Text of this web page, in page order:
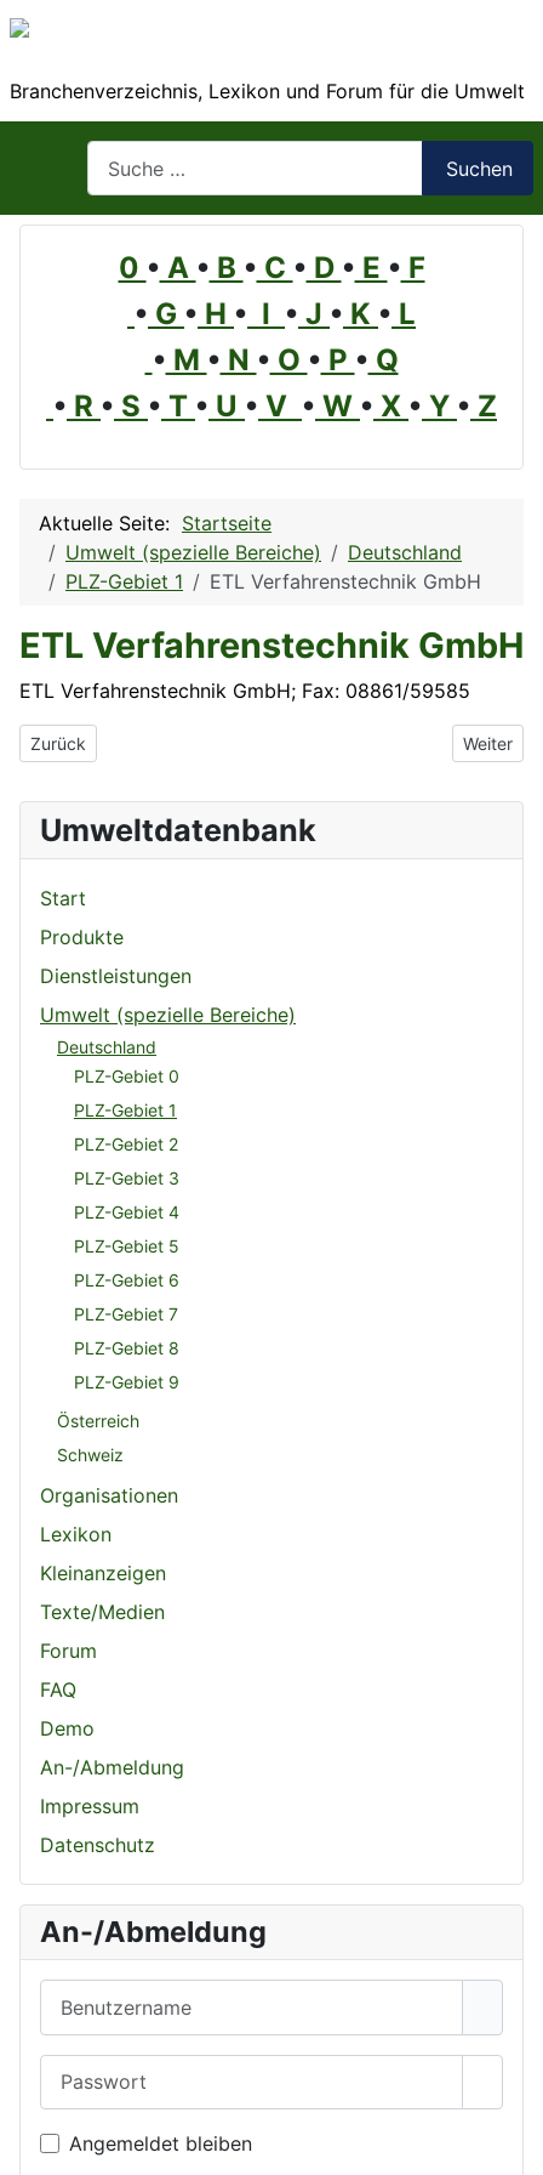
Branchenverzeichnis, Lexikon und Forum für die Umwelt
Suchen
0 • A • B • C • D • E • F
• G • H • I • J • K • L
• M • N • O • P • Q
• R • S • T • U • V • W • X • Y • Z
Aktuelle Seite: Startseite
Umwelt (spezielle Bereiche)
Deutschland
PLZ-Gebiet 1
ETL Verfahrenstechnik GmbH
ETL Verfahrenstechnik GmbH
ETL Verfahrenstechnik GmbH; Fax: 08861/59585
Vorheriger Beitrag: Envital Umweltsysteme GmbH
Zurück Nächster
Weiter
Umweltdatenbank
Start
Produkte
Dienstleistungen
Umwelt (spezielle Bereiche)
Deutschland
PLZ-Gebiet 0
PLZ-Gebiet 1
PLZ-Gebiet 2
PLZ-Gebiet 3
PLZ-Gebiet 4
PLZ-Gebiet 5
PLZ-Gebiet 6
PLZ-Gebiet 7
PLZ-Gebiet 8
PLZ-Gebiet 9
Österreich
Schweiz
Organisationen
Lexikon
Kleinanzeigen
Texte/Medien
Forum
FAQ
Demo
An-/Abmeldung
Impressum
Datenschutz
An-/Abmeldung
Angemeldet bleiben